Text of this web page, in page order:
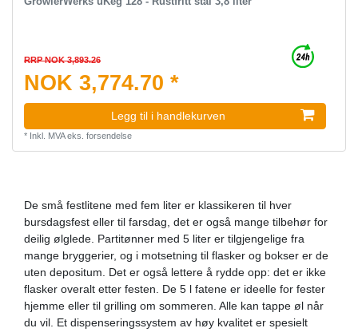
RRP NOK 3,893.26
NOK 3,774.70 *
Legg til i handlekurven
* Inkl. MVAeks. forsendelse
De små festlitene med fem liter er klassikeren til hver
bursdagsfest eller til farsdag, det er også mange tilbehør for
deilig ølglede. Partitønner med 5 liter er tilgjengelige fra
mange bryggerier, og i motsetning til flasker og bokser er de
uten depositum. Det er også lettere å rydde opp: det er ikke
flasker overalt etter festen. De 5 l fatene er ideelle for fester
hjemme eller til grilling om sommeren. Alle kan tappe øl når
du vil. Et dispenseringssystem av høy kvalitet er spesielt